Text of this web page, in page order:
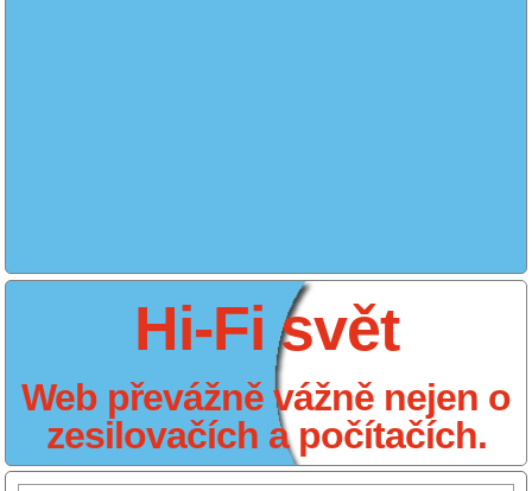
Hi-Fi svět
Web převážně vážně nejen o
zesilovačích a počítačích.